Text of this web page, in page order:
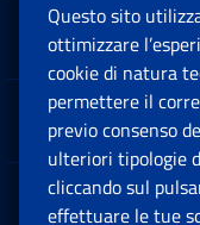
Sedi e Contatti
Software
Note Legali
Questo sito
ottimizzare
cookie di natura
permettere il
previo consenso
ulteriori tipologie
cliccando sul
effettuare le tue